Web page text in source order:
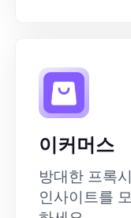
이커머스
방대한 프록
인사이트를